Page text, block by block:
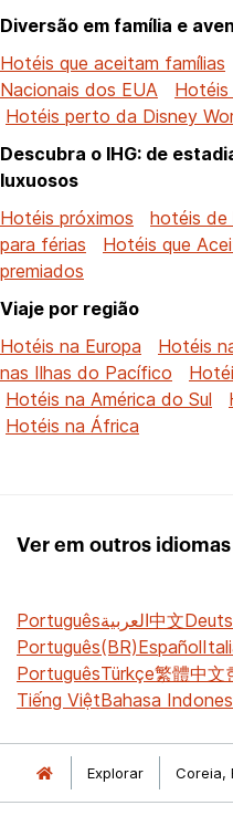
Diversão em família e
Hotéis que aceitam famílias
Nacionais dos EUA
Hotéis
Hotéis perto da Disney
Descubra o IHG: de
luxuosos
Hotéis próximos
hotéis de
para férias
Hotéis que
premiados
Viaje por região
Hotéis na Europa
Hotéis
nas Ilhas do Pacífico
Hotéis na América do Sul
Hotéis na África
Ver em outros idiomas
Portuguêsالعربية中文
Português(BR)Español
PortuguêsTürkçe繁體中文
Tiếng ViệtBahasa
Explorar Coreia,